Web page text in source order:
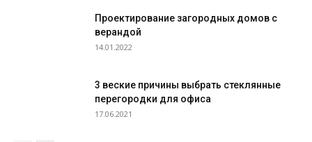
Проектирование загородных домов с
верандой
14.01.2022
3 веские причины выбрать стеклянные
перегородки для офиса
17.06.2021